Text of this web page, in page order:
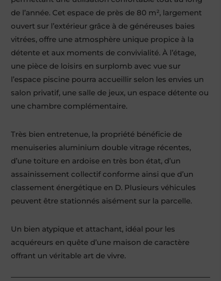
de l’année. Cet espace de près de 80 m², largement
ouvert sur l’extérieur grâce à de généreuses baies
vitrées, offre une atmosphère unique propice à la
détente et aux moments de convivialité. À l’étage,
une pièce de loisirs en surplomb avec vue sur
l’espace piscine pourra accueillir selon les envies un
salon privatif, une salle de jeux, un espace détente ou
une chambre complémentaire.
Très bien entretenue, la propriété bénéficie de
menuiseries aluminium double vitrage récentes,
d’une toiture en ardoise en très bon état, d’un
assainissement collectif conforme ainsi que d’un
classement énergétique en D. Plusieurs véhicules
peuvent être stationnés aisément sur la parcelle.
Un bien atypique et attachant, idéal pour les
acquéreurs en quête d’une maison de caractère
offrant un véritable art de vivre.